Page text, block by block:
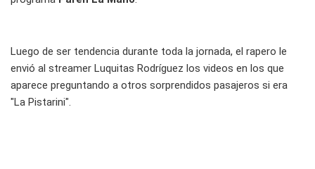
Luego de ser tendencia durante toda la jornada, el rapero le
envió al streamer Luquitas Rodríguez los videos en los que
aparece preguntando a otros sorprendidos pasajeros si era
"La Pistarini".